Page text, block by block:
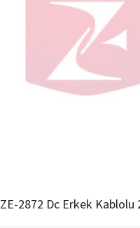
ZE-2872 Dc Erkek Kablolu